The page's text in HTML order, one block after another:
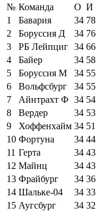
№ Команда О И
1
Бавария 34 78
2
Боруссия Д 34 76
3
РБ Лейпциг 34 66
4
Байер 34 58
5
Боруссия М 34 55
6
Вольфсбург 34 55
7
Айнтрахт Ф 34 54
8
Вердер 34 53
9
Хоффенхайм 34 51
10 Фортуна 34 44
11 Герта 34 43
12 Майнц 34 43
13 Фрайбург 34 36
14 Шальке-04 34 33
15 Аугсбург 34 32